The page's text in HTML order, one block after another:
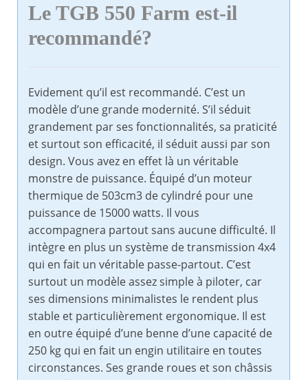
Le TGB 550 Farm est-il
recommandé?
Evidement qu’il est recommandé. C’est un
modèle d’une grande modernité. S’il séduit
grandement par ses fonctionnalités, sa praticité
et surtout son efficacité, il séduit aussi par son
design. Vous avez en effet là un véritable
monstre de puissance. Équipé d’un moteur
thermique de 503cm3 de cylindré pour une
puissance de 15000 watts. Il vous
accompagnera partout sans aucune difficulté. Il
intègre en plus un système de transmission 4x4
qui en fait un véritable passe-partout. C’est
surtout un modèle assez simple à piloter, car
ses dimensions minimalistes le rendent plus
stable et particulièrement ergonomique. Il est
en outre équipé d’une benne d’une capacité de
250 kg qui en fait un engin utilitaire en toutes
circonstances. Ses grande roues et son châssis